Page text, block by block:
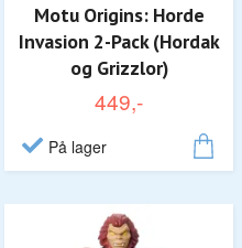
Motu Origins: Horde
Invasion 2-Pack (Hordak
og Grizzlor)
449,-
På lager